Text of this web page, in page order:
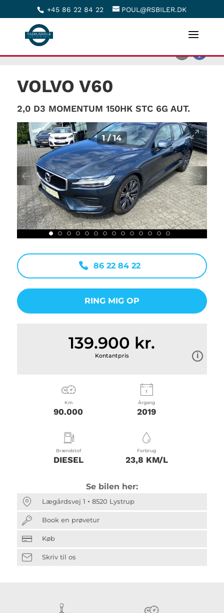
+45 86 22 84 22 POUL@RSBILER.DK
VOLVO V60
2,0 D3 MOMENTUM 150HK STC 6G AUT.
1/14
86 22 84 22
RING MIG OP
139.900 kr.
Kontantpris
Km
90.000
Årgang
2019
Brændstof
DIESEL
Forbrug
23,8 KM/L
Se bilen her:
Lægårdsvej 1 8520 Lystrup
Book en prøvetur
Køb
Skriv til os